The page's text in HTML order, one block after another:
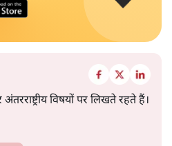
विषयों पर लिखते रहते हैं।